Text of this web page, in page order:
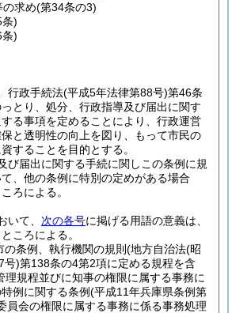
の求め(第34条の3)
)
)
行政手続法(平成5年法律第88号)第46条
とり、処分、行政指導及び届出に関す
る事項を定めることにより、行政運営
と透明性の向上を図り、もって市民の
することを目的とする。
び届出に関する手続に関しこの条例に規
、他の条例に特別の定めがある場合
ろによる。
いて、 次の各号に掲げる用語の意義は、
ころによる。
条例、執行機関の規則 (地方自治法(昭
号)第138条の4第2項に定める規程を含
理規程並びに知事の権限に属する事務に
例に関する条例(平成11年兵庫県条例第
員会の権限に属する事務に係る事務処理